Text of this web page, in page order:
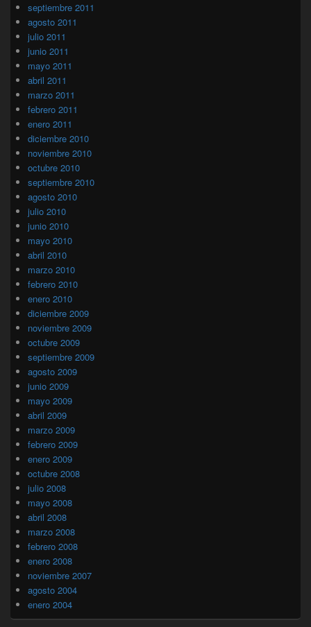
septiembre 2011
agosto 2011
julio 2011
junio 2011
mayo 2011
abril 2011
marzo 2011
febrero 2011
enero 2011
diciembre 2010
noviembre 2010
octubre 2010
septiembre 2010
agosto 2010
julio 2010
junio 2010
mayo 2010
abril 2010
marzo 2010
febrero 2010
enero 2010
diciembre 2009
noviembre 2009
octubre 2009
septiembre 2009
agosto 2009
junio 2009
mayo 2009
abril 2009
marzo 2009
febrero 2009
enero 2009
octubre 2008
julio 2008
mayo 2008
abril 2008
marzo 2008
febrero 2008
enero 2008
noviembre 2007
agosto 2004
enero 2004